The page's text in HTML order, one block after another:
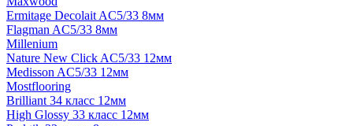
Ermitage Decolait AC5/33 8мм
Flagman AC5/33 8мм
Millenium
Nature New Click AC5/33 12мм
Medisson AC5/33 12мм
Mostflooring
Brilliant 34 класс 12мм
High Glossy 33 класс 12мм